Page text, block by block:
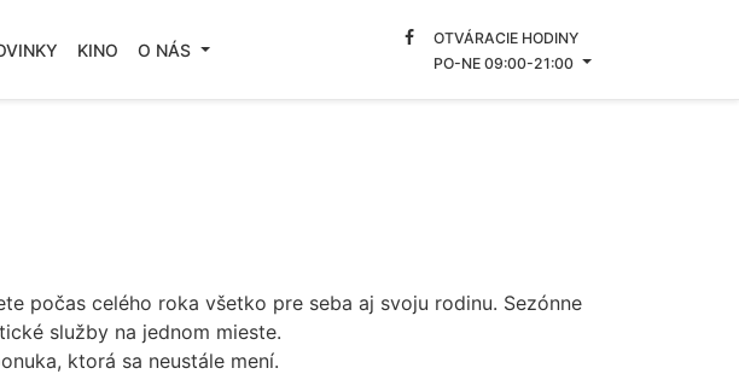
KINO O NÁS
OTVÁRACIE HODINY
PO-NE 09:00-21:00
počas celého roka všetko pre seba aj svoju rodinu. Sezónne
služby na jednom mieste.
ktorá sa neustále mení.